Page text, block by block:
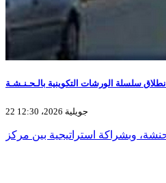
انطلاق سلسلة الورشات التكوينية بالـحـنـشـة
22 جويلية 2026، 12:30